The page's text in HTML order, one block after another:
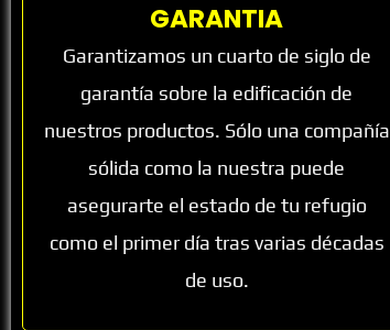
GARANTIA
Garantizamos un cuarto de siglo de
garantía sobre la edificación de
nuestros productos. Sólo una compañía
sólida como la nuestra puede
asegurarte el estado de tu refugio
como el primer día tras varias décadas
de uso.